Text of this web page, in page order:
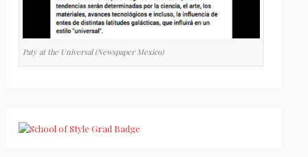
Paty at the Universal (Newspaper Mexico)